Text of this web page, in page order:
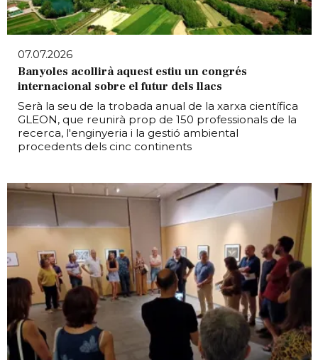
07.07.2026
Banyoles acollirà aquest estiu un congrés
internacional sobre el futur dels llacs
Serà la seu de la trobada anual de la xarxa científica
GLEON, que reunirà prop de 150 professionals de la
recerca, l'enginyeria i la gestió ambiental
procedents dels cinc continents